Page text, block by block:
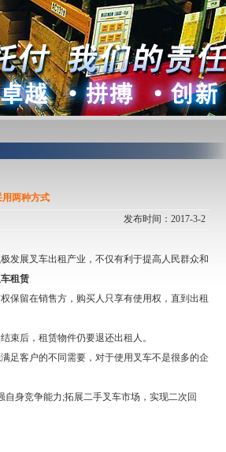
用两种方式
发布时间：2017-3-2
发展叉车出租产业，不仅有利于提高人民群众和
租赁
留在销售方，购买人只享有使用权，直到出租
后，租赁物件仍要退还出租人。
客户的不同需要，对于使用叉车不是很多的企
身竞争能力;拓展二手叉车市场，实现二次回